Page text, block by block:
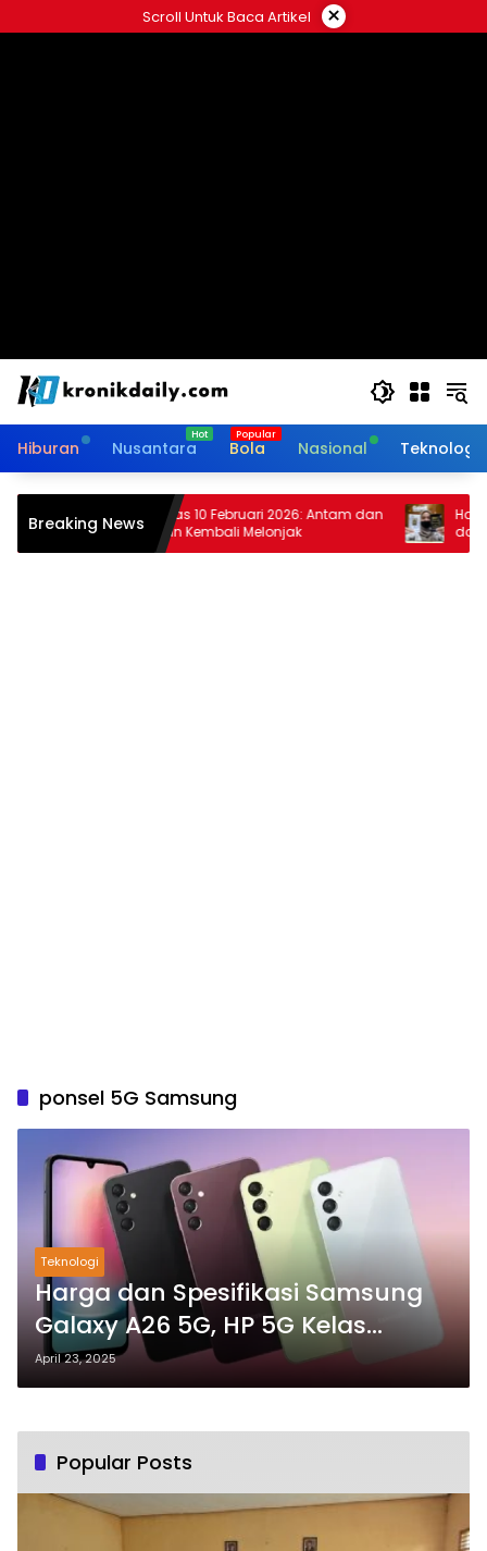
ke
Scroll Untuk Baca Artikel ×
Hiburan Nusantara Bola Nasional Teknologi
Breaking News
Harga Emas 10 Februari 2026: Antam dan
Pegadaian Kembali Melonjak
Harga
dan
ponsel 5G Samsung
Teknologi
Harga dan Spesifikasi Samsung
Galaxy A26 5G, HP 5G Kelas
Menengah dengan Fitur Premium
April 23, 2025
Popular Posts